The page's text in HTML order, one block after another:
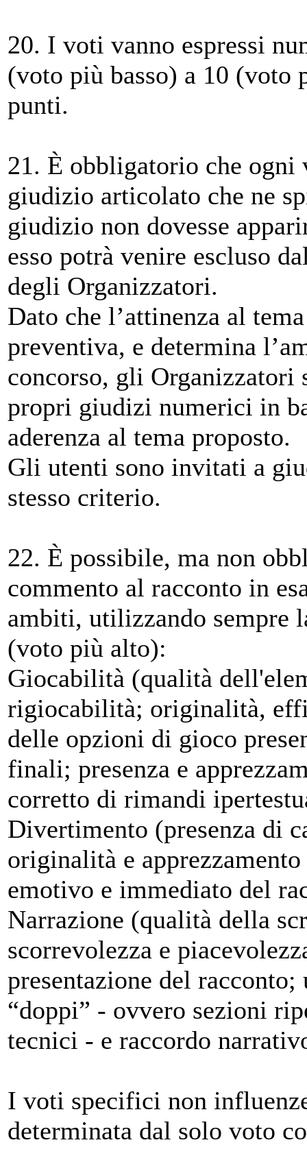
20. I voti vanno espressi
(voto più basso) a 10 (voto
punti.
21. È obbligatorio che ogni
giudizio articolato che ne
giudizio non dovesse
esso potrà venire escluso
degli Organizzatori.
Dato che l’attinenza al
preventiva, e determina
concorso, gli Organizzatori
propri giudizi numerici in
aderenza al tema proposto.
Gli utenti sono invitati a
stesso criterio.
22. È possibile, ma non
commento al racconto in
ambiti, utilizzando sempre
(voto più alto):
Giocabilità (qualità
rigiocabilità; originalità,
delle opzioni di gioco
finali; presenza e
corretto di rimandi
Divertimento (presenza di
originalità e
emotivo e immediato del
Narrazione (qualità della
scorrevolezza e
presentazione del
“doppi” - ovvero sezioni
tecnici - e raccordo
I voti specifici non
determinata dal solo voto